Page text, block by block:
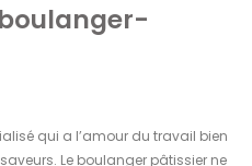
boulanger-
qui a l’amour du travail bien
Le boulanger pâtissier ne